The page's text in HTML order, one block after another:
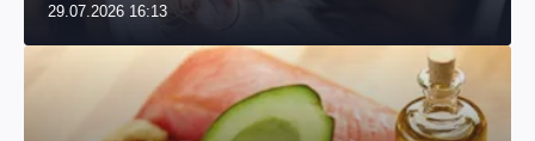
29.07.2026 16:13